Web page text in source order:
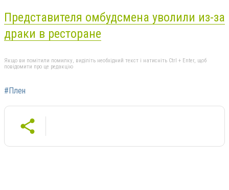
Представителя омбудсмена уволили из-за
драки в ресторане
Якщо ви помітили помилку, виділіть необхідний текст і натисніть Ctrl + Enter, щоб
повідомити про це редакцію
#Плен